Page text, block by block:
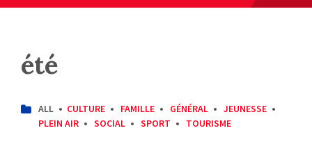
été
CATEGORIES:
ALL CULTURE FAMILLE GÉNÉRAL
JEUNESSE
PLEIN AIR
SOCIAL SPORT TOURISME